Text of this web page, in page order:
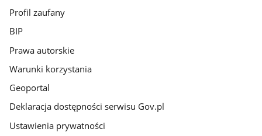
Profil zaufany
BIP
Prawa autorskie
Warunki korzystania
Geoportal
Deklaracja dostępności serwisu Gov.pl
Ustawienia prywatności